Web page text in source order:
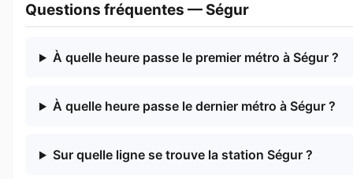
Questions fréquentes — Ségur
À quelle heure passe le premier métro à Ségur ?
À quelle heure passe le dernier métro à Ségur ?
Sur quelle ligne se trouve la station Ségur ?